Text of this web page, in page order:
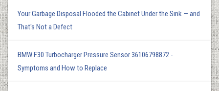
Your Garbage Disposal Flooded the Cabinet Under the Sink — and
That's Not a Defect
BMW F30 Turbocharger Pressure Sensor 36106798872 -
Symptoms and How to Replace